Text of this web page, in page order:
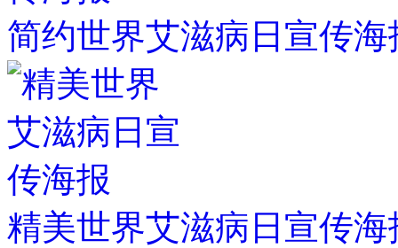
简约世界艾滋病日宣传海
精美世界艾滋病日宣传海